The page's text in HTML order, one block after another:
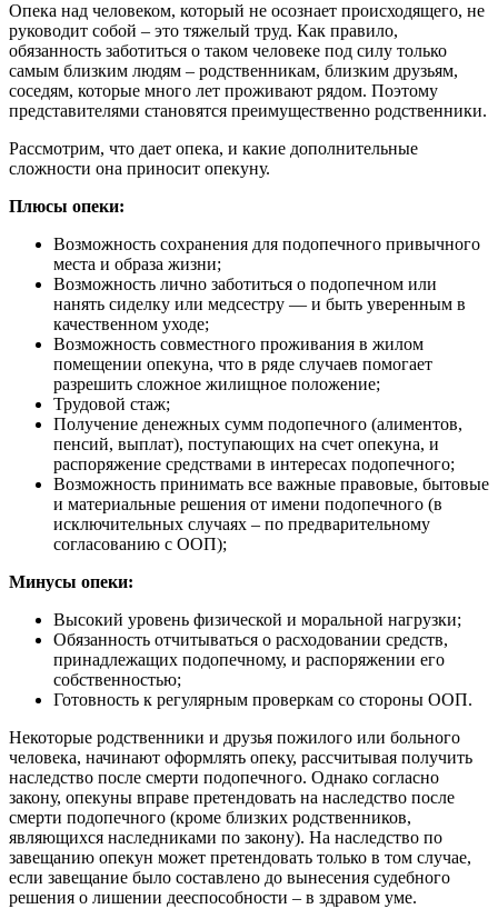
Опека над человеком, который не осознает происходящего, не
руководит собой – это тяжелый труд. Как правило,
обязанность заботиться о таком человеке под силу только
самым близким людям – родственникам, близким друзьям,
соседям, которые много лет проживают рядом. Поэтому
представителями становятся преимущественно родственники.
Рассмотрим, что дает опека, и какие дополнительные
сложности она приносит опекуну.
Плюсы опеки:
Возможность сохранения для подопечного привычного
места и образа жизни;
Возможность лично заботиться о подопечном или
нанять сиделку или медсестру — и быть уверенным в
качественном уходе;
Возможность совместного проживания в жилом
помещении опекуна, что в ряде случаев помогает
разрешить сложное жилищное положение;
Трудовой стаж;
Получение денежных сумм подопечного (алиментов,
пенсий, выплат), поступающих на счет опекуна, и
распоряжение средствами в интересах подопечного;
Возможность принимать все важные правовые, бытовые
и материальные решения от имени подопечного (в
исключительных случаях – по предварительному
согласованию с ООП);
Минусы опеки:
Высокий уровень физической и моральной нагрузки;
Обязанность отчитываться о расходовании средств,
принадлежащих подопечному, и распоряжении его
собственностью;
Готовность к регулярным проверкам со стороны ООП.
Некоторые родственники и друзья пожилого или больного
человека, начинают оформлять опеку, рассчитывая получить
наследство после смерти подопечного. Однако согласно
закону, опекуны вправе претендовать на наследство после
смерти подопечного (кроме близких родственников,
являющихся наследниками по закону). На наследство по
завещанию опекун может претендовать только в том случае,
если завещание было составлено до вынесения судебного
решения о лишении дееспособности – в здравом уме.